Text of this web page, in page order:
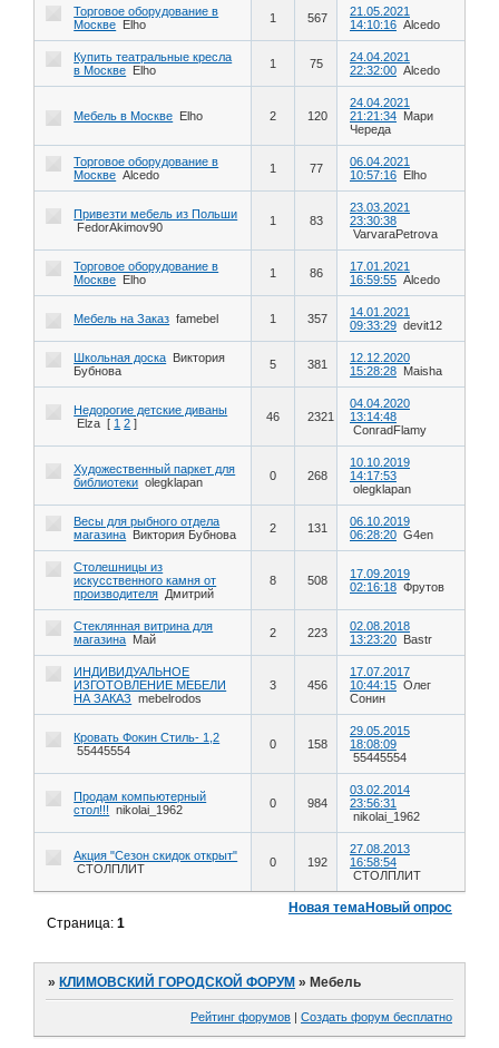
Торговое оборудование в
Москве
Elho 1 567
21.05.2021
14:10:16 Alcedo
Купить театральные кресла
в Москве
Elho 1 75
24.04.2021
22:32:00 Alcedo
Мебель в Москве Elho 2 120
24.04.2021
21:21:34 Мари
Череда
Торговое оборудование в
Москве Alcedo 1 77
06.04.2021
10:57:16
Elho
Привезти мебель из Польши
FedorAkimov90
1 83
23.03.2021
23:30:38
VarvaraPetrova
Торговое оборудование в
Москве
Elho 1 86
17.01.2021
16:59:55 Alcedo
Мебель на Заказ famebel 1 357
14.01.2021
09:33:29 devit12
Школьная доска
Виктория
Бубнова
5 381
12.12.2020
15:28:28 Maisha
Недорогие детские диваны
Elza [ 1 2 ] 46 2321
04.04.2020
13:14:48
ConradFlamy
Художественный паркет для
библиотеки olegklapan 0 268
10.10.2019
14:17:53
olegklapan
Весы для рыбного отдела
магазина
Виктория Бубнова 2 131
06.10.2019
06:28:20 G4en
Столешницы из
искусственного камня от
производителя Дмитрий
8 508
17.09.2019
02:16:18 Фрутов
Стеклянная витрина для
магазина Май 2 223
02.08.2018
13:23:20
Bastr
ИНДИВИДУАЛЬНОЕ
ИЗГОТОВЛЕНИЕ МЕБЕЛИ
НА ЗАКАЗ
mebelrodos
3 456
17.07.2017
10:44:15 Олег
Сонин
Кровать Фокин Стиль- 1,2
55445554
0 158
29.05.2015
18:08:09
55445554
Продам компьютерный
стол!!!
nikolai_1962 0 984
03.02.2014
23:56:31
nikolai_1962
Акция "Сезон скидок открыт"
СТОЛПЛИТ
0 192
27.08.2013
16:58:54
СТОЛПЛИТ
Новая темаНовый опрос
Страница:1
»КЛИМОВСКИЙ ГОРОДСКОЙ ФОРУМ »Мебель
Рейтинг форумов Создать форум бесплатно